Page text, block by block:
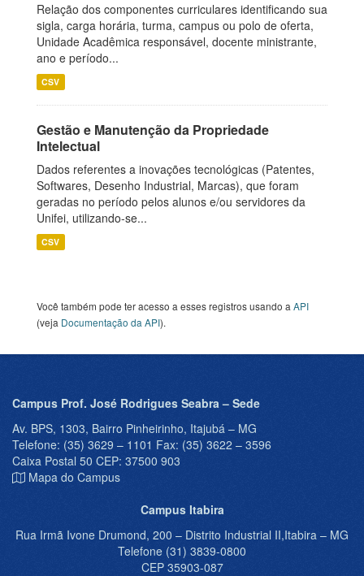
Relação dos componentes curriculares identificando sua
sigla, carga horária, turma, campus ou polo de oferta,
Unidade Acadêmica responsável, docente ministrante,
ano e período...
CSV
Gestão e Manutenção da Propriedade
Intelectual
Dados referentes a inovações tecnológicas (Patentes,
Softwares, Desenho Industrial, Marcas), que foram
geradas no período pelos alunos e/ou servidores da
Unifei, utilizando-se...
CSV
Você também pode ter acesso a esses registros usando a API
(veja Documentação da API).
Campus Prof. José Rodrigues Seabra – Sede
Av. BPS, 1303, Bairro Pinheirinho, Itajubá – MG
Telefone: (35) 3629 – 1101 Fax: (35) 3622 – 3596
Caixa Postal 50 CEP: 37500 903
Mapa do Campus
Campus Itabira
Rua Irmã Ivone Drumond, 200 – Distrito Industrial II,Itabira – MG
Telefone (31) 3839-0800
CEP 35903-087